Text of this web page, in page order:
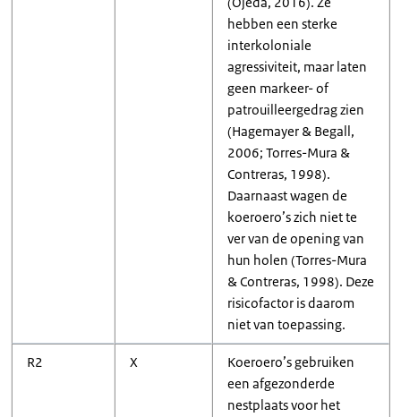
hebben een sterke
interkoloniale
agressiviteit, maar laten
geen markeer- of
patrouilleergedrag zien
(Hagemayer & Begall,
2006; Torres-Mura &
Contreras, 1998).
Daarnaast wagen de
koeroero’s zich niet te
ver van de opening van
hun holen (Torres-Mura
& Contreras, 1998). Deze
risicofactor is daarom
niet van toepassing.
R2 X
Koeroero’s gebruiken
een afgezonderde
nestplaats voor het